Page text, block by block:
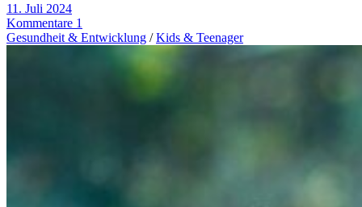
11. Juli 2024
Kommentare 1
Gesundheit & Entwicklung /Kids & Teenager